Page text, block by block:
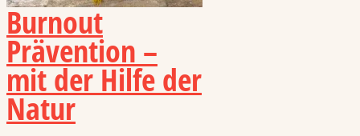
Burnout
Prävention –
mit der Hilfe der
Natur